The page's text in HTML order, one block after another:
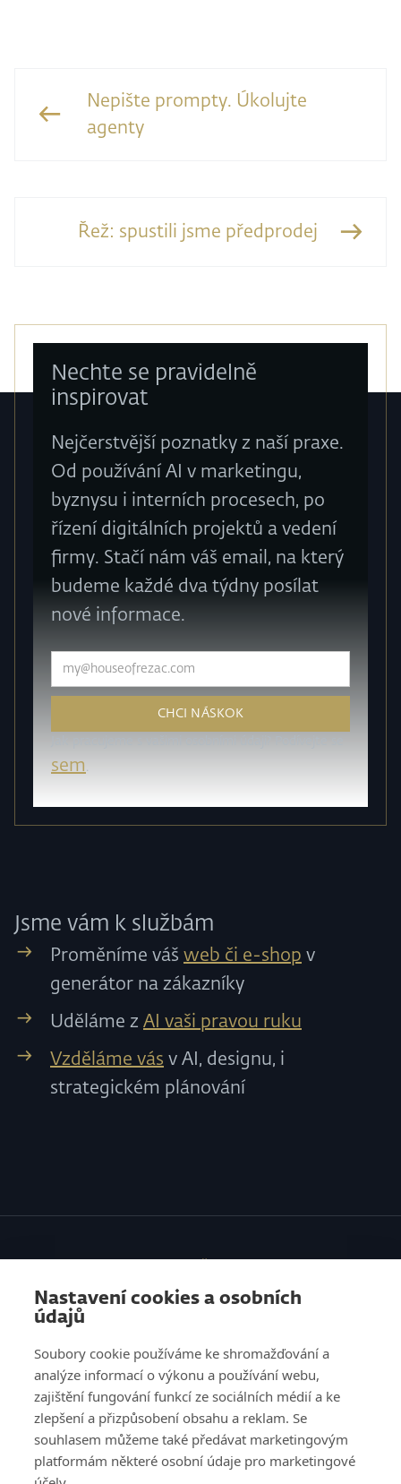
Nastavení cookies a osobních
údajů
Soubory cookie používáme ke shromažďování a
analýze informací o výkonu a používání webu,
zajištění fungování funkcí ze sociálních médií a ke
zlepšení a přizpůsobení obsahu a reklam. Se
souhlasem můžeme také předávat marketingovým
platformám některé osobní údaje pro marketingové
Nepište prompty. Úkolujte
agenty
Řež: spustili jsme předprodej
Nechte se pravidelně
inspirovat
Nejčerstvější poznatky z naší praxe.
Od používání AI v marketingu,
byznysu i interních procesech, po
řízení digitálních projektů a vedení
firmy. Stačí nám váš email, na který
budeme každé dva týdny posílat
nové informace.
sem .
Jsme vám k službám
Proměníme váš web či e-shop v
generátor na zákazníky
Uděláme z AI vaši pravou ruku
Vzděláme vás v AI, designu, i
strategickém plánování
VZDĚLÁVÁNÍ
O NÁS
REFERENCE
KARIÉRA